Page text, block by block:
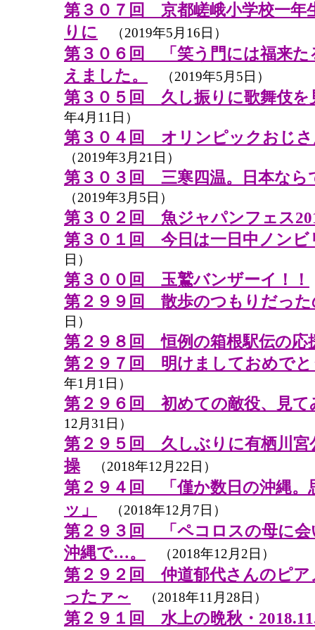
第３０７回 京都嵯峨小学校一年
りに （2019年5月16日）
第３０６回 「笑う門には福来た
えました。
（2019年5月5日）
第３０５回 久し振りに歌舞伎を
年4月11日）
第３０４回 オリンピックおじ
（2019年3月21日）
第３０３回 三寒四温。日本なら
（2019年3月5日）
第３０２回 魚ジャパンフェス
第３０１回 今日は一日中ノン
日）
第３００回 玉鷲バンザーイ！！
第２９９回 散歩のつもりだった
日）
第２９８回 恒例の箱根駅伝の応
第２９７回 明けましておめで
年1月1日）
第２９６回 初めての敵役、見て
12月31日）
第２９５回 久しぶりに有栖川宮
操 （2018年12月22日）
第２９４回 「僅か数日の沖縄。
ッ」
（2018年12月7日）
第２９３回 「ペコロスの母に会
沖縄で…。
（2018年12月2日）
第２９２回 仲道郁代さんのピア
ったァ～
（2018年11月28日）
第２９１回 水上の晩秋・